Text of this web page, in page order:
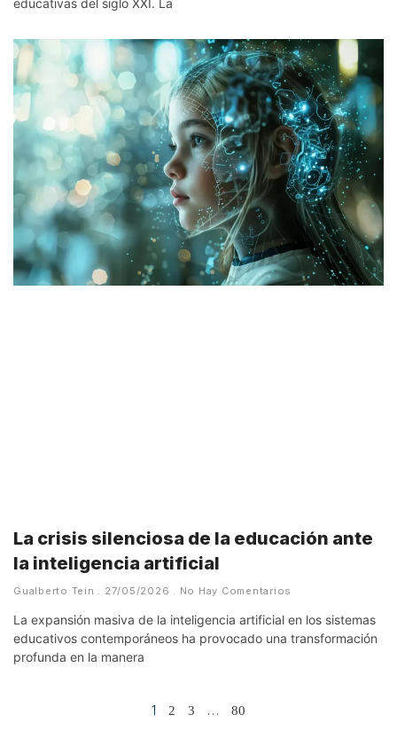
La crisis silenciosa de la educación ante
la inteligencia artificial
Gualberto Tein 27/05/2026 No Hay Comentarios
La expansión masiva de la inteligencia artificial en los sistemas
educativos contemporáneos ha provocado una transformación
profunda en la manera
1 2 3 … 80